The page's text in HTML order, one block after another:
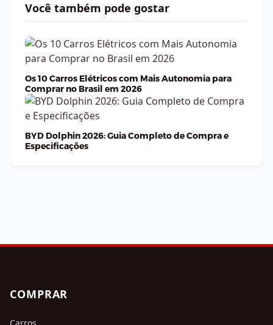
Você também pode gostar
Os 10 Carros Elétricos com Mais Autonomia para
Comprar no Brasil em 2026
BYD Dolphin 2026: Guia Completo de Compra e
Especificações
COMPRAR